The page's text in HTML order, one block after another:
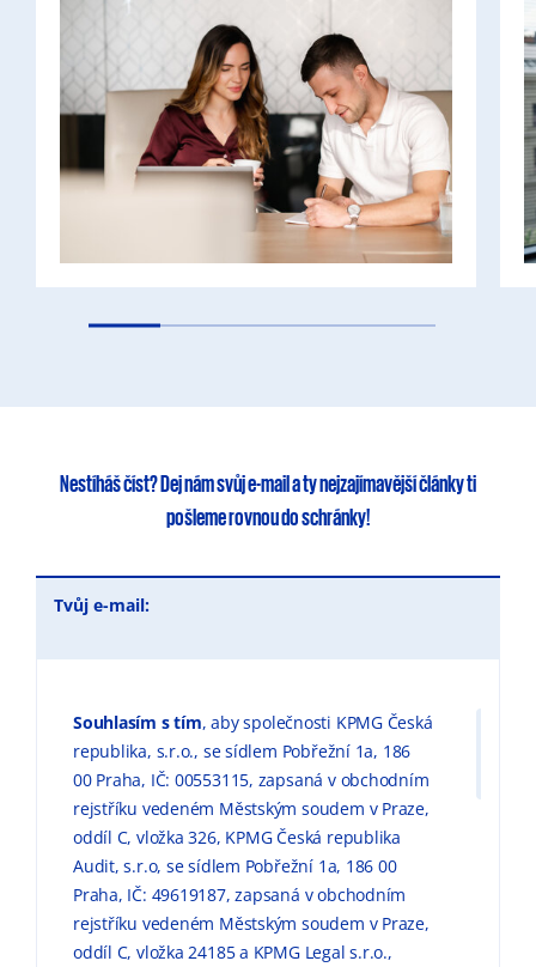
Nestíháš číst?Dej nám svůj e-maila tynejzajímavější článkyti
pošleme rovnou do schránky!
Tvůj e-mail:
Souhlasím s tím, aby společnosti KPMG Česká
republika, s.r.o., se sídlem Pobřežní 1a, 186
00 Praha, IČ: 00553115, zapsaná v obchodním
rejstříku vedeném Městským soudem v Praze,
oddíl C, vložka 326, KPMG Česká republika
Audit, s.r.o, se sídlem Pobřežní 1a, 186 00
Praha, IČ: 49619187, zapsaná v obchodním
rejstříku vedeném Městským soudem v Praze,
oddíl C, vložka 24185 a KPMG Legal s.r.o.,